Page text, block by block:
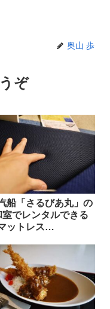
奥山 歩
ぞ
船「さるびあ丸」の
室でレンタルできる
ットレス
想